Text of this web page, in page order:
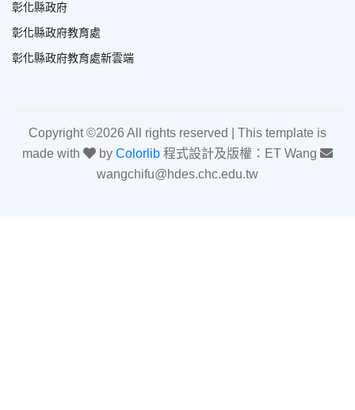
彰化縣政府
彰化縣政府教育處
彰化縣政府教育處新雲端
Copyright ©2026 All rights reserved | This template is
made with
by Colorlib 程式設計及版權：ET Wang
wangchifu@hdes.chc.edu.tw